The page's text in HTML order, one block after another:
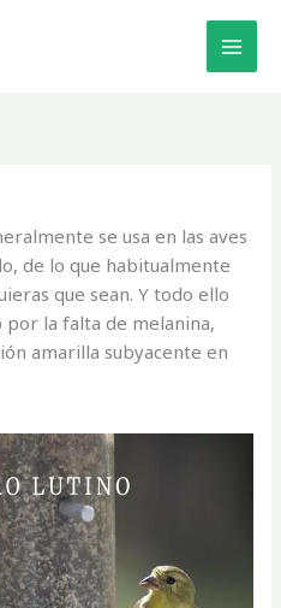
se usa en las aves
de lo que habitualmente
que sean. Y todo ello
por la falta de melanina,
amarilla subyacente en